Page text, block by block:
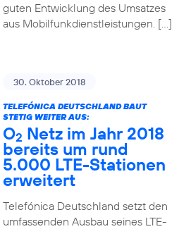
guten Entwicklung des Umsatzes
aus Mobilfunkdienstleistungen. […]
30. Oktober 2018
TELEFÓNICA DEUTSCHLAND BAUT
STETIG WEITER AUS:
O2 Netz im Jahr 2018
bereits um rund
5.000 LTE-Stationen
erweitert
Telefónica Deutschland setzt den
umfassenden Ausbau seines LTE-